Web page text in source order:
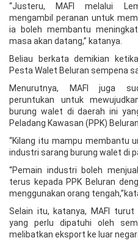
“Justeru, MAFI melalui
mengambil peranan untuk
ia boleh membantu
masa akan datang,” katanya.
Beliau berkata demikian
Pesta Walet Beluran sempena
Menurutnya, MAFI juga
peruntukan untuk
burung walet di daerah ini
Peladang Kawasan (PPK) Beluran.
“Kilang itu mampu membantu
industri sarang burung walet di
“Pemain industri boleh
terus kepada PPK Beluran
menggunakan orang
Selain itu, katanya, MAFI
yang perlu dipatuhi oleh
melibatkan eksport ke luar